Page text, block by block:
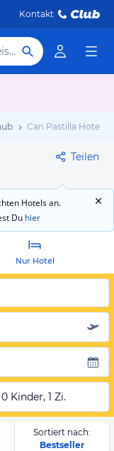
Kontakt
Hotel, Reiseziel
Can Pastilla Hotels
Teilen
Hotels an.
Du hier
Nur Hotel
Kinder, 1 Zi.
Sortiert nach:
Bestseller